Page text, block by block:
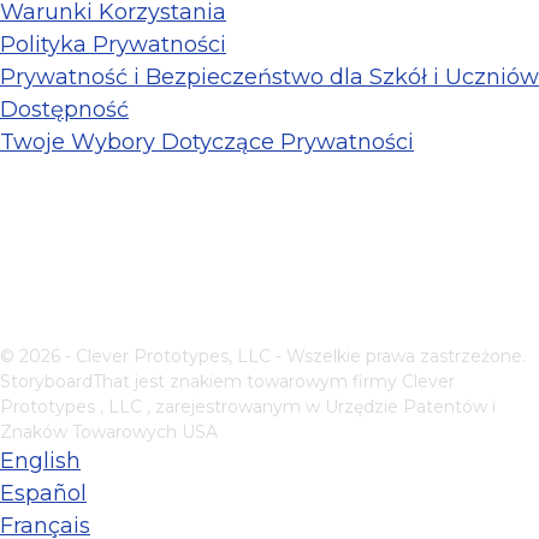
Warunki Korzystania
Polityka Prywatności
Prywatność i Bezpieczeństwo dla Szkół i Uczniów
Dostępność
Twoje Wybory Dotyczące Prywatności
© 2026 - Clever Prototypes, LLC - Wszelkie prawa zastrzeżone.
StoryboardThat jest znakiem towarowym firmy Clever
Prototypes , LLC , zarejestrowanym w Urzędzie Patentów i
Znaków Towarowych USA
English
Español
Français